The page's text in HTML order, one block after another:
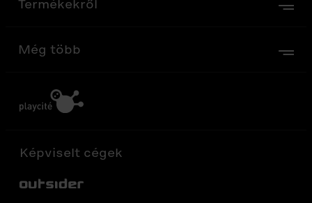
Termékekről
Még több
Képviselt cégek
Out-Sider